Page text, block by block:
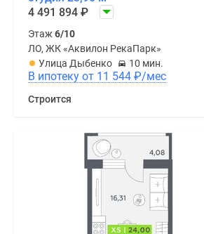
4 491 894 ₽
Этаж 6/10
ЛО, ЖК «Аквилон РекаПарк»
Улица Дыбенко
10 мин.
В ипотеку от 11 544 ₽/мес
Строится